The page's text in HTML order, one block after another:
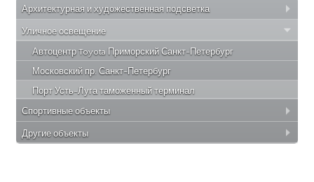
Архитектурная и художественная подсветка
Уличное освещение
Автоцентр Toyota Приморский Санкт-Петербург
Московский пр. Санкт-Петербург
Порт Усть-Луга таможенный терминал
Спортивные объекты
Другие объекты